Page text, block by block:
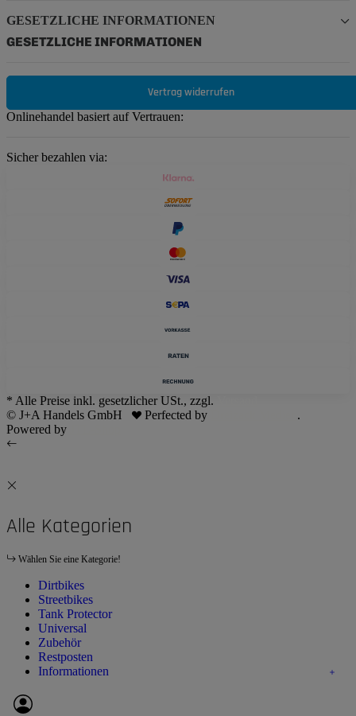
GESETZLICHE INFORMATIONEN
GESETZLICHE INFORMATIONEN
Vertrag widerrufen
Onlinehandel basiert auf Vertrauen:
Sicher bezahlen via:
* Alle Preise inkl. gesetzlicher USt., zzgl.
© J+A Handels GmbH
Perfected by
.
Powered by
Alle Kategorien
Wählen Sie eine Kategorie!
Dirtbikes
Streetbikes
Tank Protector
Universal
Zubehör
Restposten
Informationen